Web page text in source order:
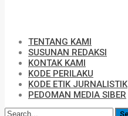
TENTANG KAMI
SUSUNAN REDAKSI
KONTAK KAMI
KODE PERILAKU
KODE ETIK JURNALISTIK
PEDOMAN MEDIA SIBER